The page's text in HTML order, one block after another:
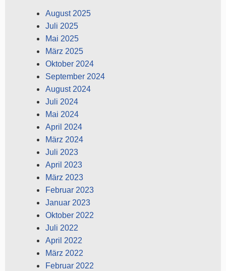
August 2025
Juli 2025
Mai 2025
März 2025
Oktober 2024
September 2024
August 2024
Juli 2024
Mai 2024
April 2024
März 2024
Juli 2023
April 2023
März 2023
Februar 2023
Januar 2023
Oktober 2022
Juli 2022
April 2022
März 2022
Februar 2022